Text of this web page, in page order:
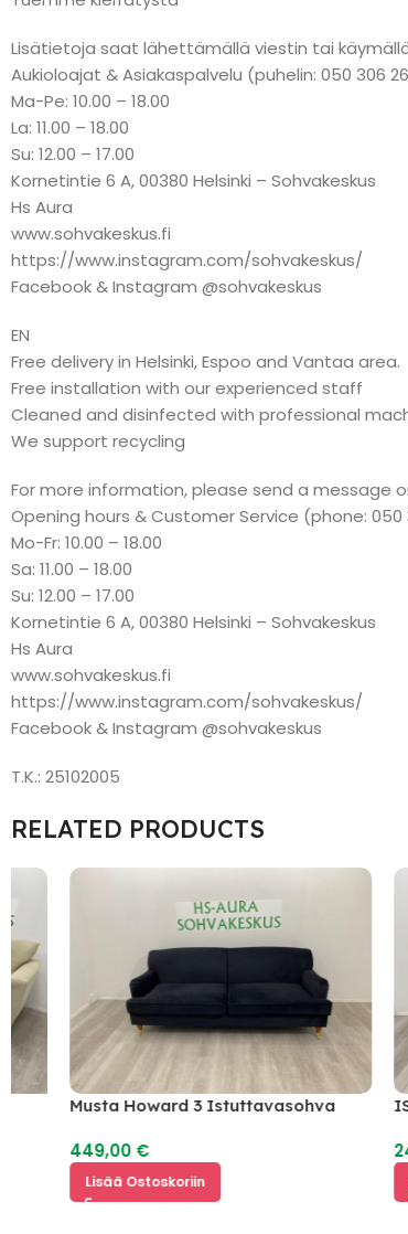
Lisätietoja saat lähettämällä viestin tai
Aukioloajat & Asiakaspalvelu (puhelin: 050 306
Ma-Pe: 10.00 – 18.00
La: 11.00 – 18.00
Su: 12.00 – 17.00
Kornetintie 6 A, 00380 Helsinki – Sohvakeskus
Hs Aura
www.sohvakeskus.fi
https://www.instagram.com/sohvakeskus/
Facebook & Instagram @sohvakeskus
EN
Free delivery in Helsinki, Espoo and Vantaa area.
Free installation with our experienced staff
Cleaned and disinfected with professional
We support recycling
For more information, please send a message
Opening hours & Customer Service (phone: 050
Mo-Fr: 10.00 – 18.00
Sa: 11.00 – 18.00
Su: 12.00 – 17.00
Kornetintie 6 A, 00380 Helsinki – Sohvakeskus
Hs Aura
www.sohvakeskus.fi
https://www.instagram.com/sohvakeskus/
Facebook & Instagram @sohvakeskus
T.K.: 25102005
RELATED PRODUCTS
Musta Howard 3 Istuttavasohva
449,00€
Lisää Ostoskoriin
ISKU